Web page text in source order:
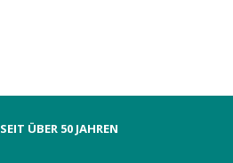
SEIT ÜBER 50 JAHREN